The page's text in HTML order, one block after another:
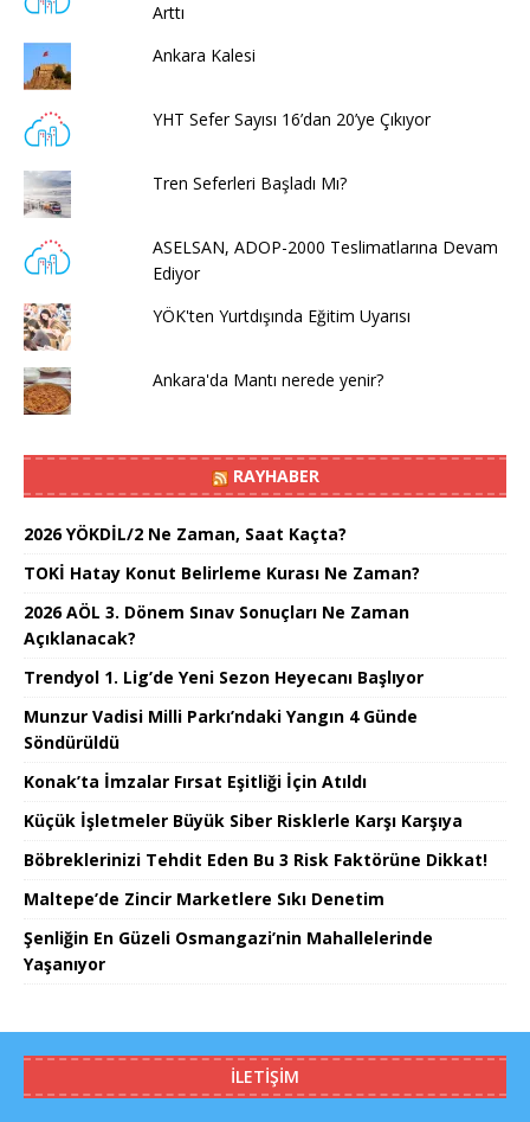
Arttı
Ankara Kalesi
YHT Sefer Sayısı 16’dan 20’ye Çıkıyor
Tren Seferleri Başladı Mı?
ASELSAN, ADOP-2000 Teslimatlarına Devam
Ediyor
YÖK'ten Yurtdışında Eğitim Uyarısı
Ankara'da Mantı nerede yenir?
RAYHABER
2026 YÖKDİL/2 Ne Zaman, Saat Kaçta?
TOKİ Hatay Konut Belirleme Kurası Ne Zaman?
2026 AÖL 3. Dönem Sınav Sonuçları Ne Zaman
Açıklanacak?
Trendyol 1. Lig’de Yeni Sezon Heyecanı Başlıyor
Munzur Vadisi Milli Parkı’ndaki Yangın 4 Günde
Söndürüldü
Konak’ta İmzalar Fırsat Eşitliği İçin Atıldı
Küçük İşletmeler Büyük Siber Risklerle Karşı Karşıya
Böbreklerinizi Tehdit Eden Bu 3 Risk Faktörüne Dikkat!
Maltepe’de Zincir Marketlere Sıkı Denetim
Şenliğin En Güzeli Osmangazi’nin Mahallelerinde
Yaşanıyor
İLETIŞIM